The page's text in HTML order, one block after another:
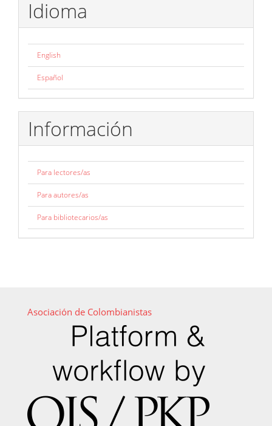
Idioma
English
Español
Información
Para lectores/as
Para autores/as
Para bibliotecarios/as
Asociación de Colombianistas